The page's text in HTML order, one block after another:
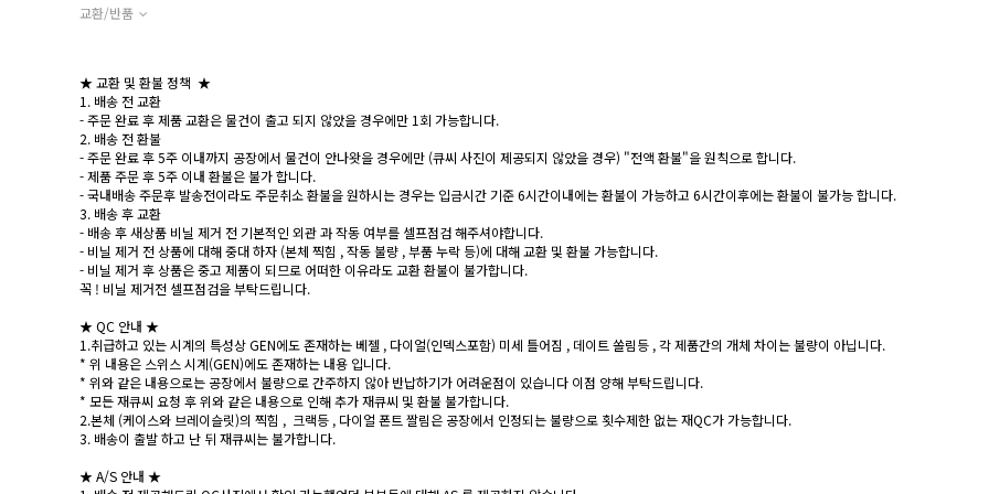
교환/반품
★ 교환 및 환불 정책 ★
1. 배송 전 교환
- 주문 완료 후 제품 교환은 물건이 출고 되지 않았을 경우에만 1회 가능합니다.
2. 배송 전 환불
- 주문 완료 후 5주 이내까지 공장에서 물건이 안나왓을 경우에만 (큐씨 사진이 제공되지 않았을 경우) "전액 환불"을 원칙으로 합니다.
- 제품 주문 후 5주 이내 환불은 불가 합니다.
- 국내배송 주문후 발송전이라도 주문취소 환불을 원하시는 경우는 입금시간 기준 6시간이내에는 환불이 가능하고 6시간이후에는 환불이 불가능 합니다.
3. 배송 후 교환
- 배송 후 새상품 비닐 제거 전 기본적인 외관 과 작동 여부를 셀프점검 해주셔야합니다.
- 비닐 제거 전 상품에 대해 중대 하자 (본체 찍힘 , 작동 불량 , 부품 누락 등)에 대해 교환 및 환불 가능합니다.
- 비닐 제거 후 상품은 중고 제품이 되므로 어떠한 이유라도 교환 환불이 불가합니다.
꼭 ! 비닐 제거전 셀프점검을 부탁드립니다.
★ QC 안내 ★
1.취급하고 있는 시계의 특성상 GEN에도 존재하는 베젤 , 다이얼(인덱스포함) 미세 틀어짐 , 데이트 쏠림등 , 각 제품간의 개체 차이는 불량이 아닙니다.
* 위 내용은 스위스 시계(GEN)에도 존재하는 내용 입니다.
* 위와 같은 내용으로는 공장에서 불량으로 간주하지 않아 반납하기가 어려운점이 있습니다 이점 양해 부탁드립니다.
* 모든 재큐씨 요청 후 위와 같은 내용으로 인해 추가 재큐씨 및 환불 불가합니다.
2.본체 (케이스와 브레이슬릿)의 찍힘 , 크랙등 , 다이얼 폰트 짤림은 공장에서 인정되는 불량으로 횟수제한 없는 재QC가 가능합니다.
3. 배송이 출발 하고 난 뒤 재큐씨는 불가합니다.
★ A/S 안내 ★